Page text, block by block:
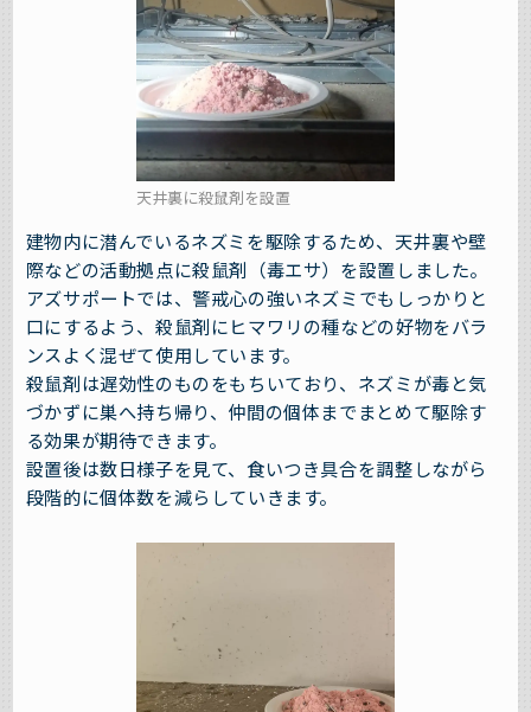
天井裏に殺鼠剤を設置
建物内に潜んでいるネズミを駆除するため、天井裏や壁
際などの活動拠点に殺鼠剤（毒エサ）を設置しました。
アズサポートでは、警戒心の強いネズミでもしっかりと
口にするよう、殺鼠剤にヒマワリの種などの好物をバラ
ンスよく混ぜて使用しています。
殺鼠剤は遅効性のものをもちいており、ネズミが毒と気
づかずに巣へ持ち帰り、仲間の個体までまとめて駆除す
る効果が期待できます。
設置後は数日様子を見て、食いつき具合を調整しながら
段階的に個体数を減らしていきます。